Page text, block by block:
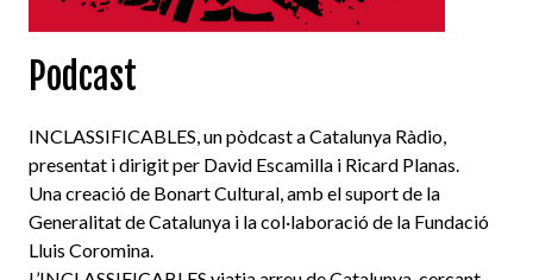
Podcast
INCLASSIFICABLES, un pòdcast a Catalunya Ràdio,
presentat i dirigit per David Escamilla i Ricard Planas.
Una creació de Bonart Cultural, amb el suport de la
Generalitat de Catalunya i la col·laboració de la Fundació
Lluis Coromina.